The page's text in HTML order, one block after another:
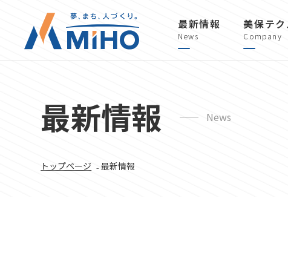
最新情報
News
美保テ
Company
最新情報 News
トップページ ₋ 最新情報